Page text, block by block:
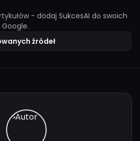
- dodaj SukcesAI do swoich
źródeł